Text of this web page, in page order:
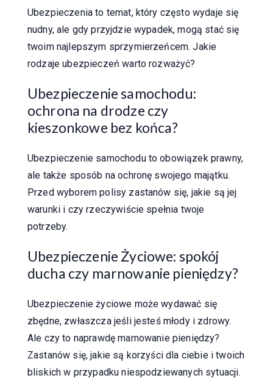
Ubezpieczenia to temat, który często wydaje się
nudny, ale gdy przyjdzie wypadek, mogą stać się
twoim najlepszym sprzymierzeńcem. Jakie
rodzaje ubezpieczeń warto rozważyć?
Ubezpieczenie samochodu:
ochrona na drodze czy
kieszonkowe bez końca?
Ubezpieczenie samochodu to obowiązek prawny,
ale także sposób na ochronę swojego majątku.
Przed wyborem polisy zastanów się, jakie są jej
warunki i czy rzeczywiście spełnia twoje
potrzeby.
Ubezpieczenie Życiowe: spokój
ducha czy marnowanie pieniędzy?
Ubezpieczenie życiowe może wydawać się
zbędne, zwłaszcza jeśli jesteś młody i zdrowy.
Ale czy to naprawdę marnowanie pieniędzy?
Zastanów się, jakie są korzyści dla ciebie i twoich
bliskich w przypadku niespodziewanych sytuacji.